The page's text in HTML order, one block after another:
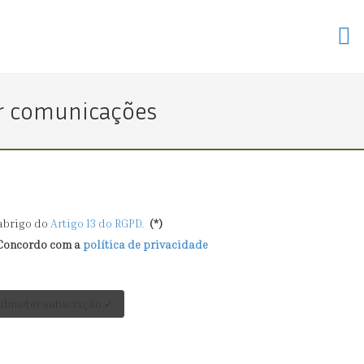
comunicações
do Artigo 13 do RGPD. (*)
com a política de privacidade